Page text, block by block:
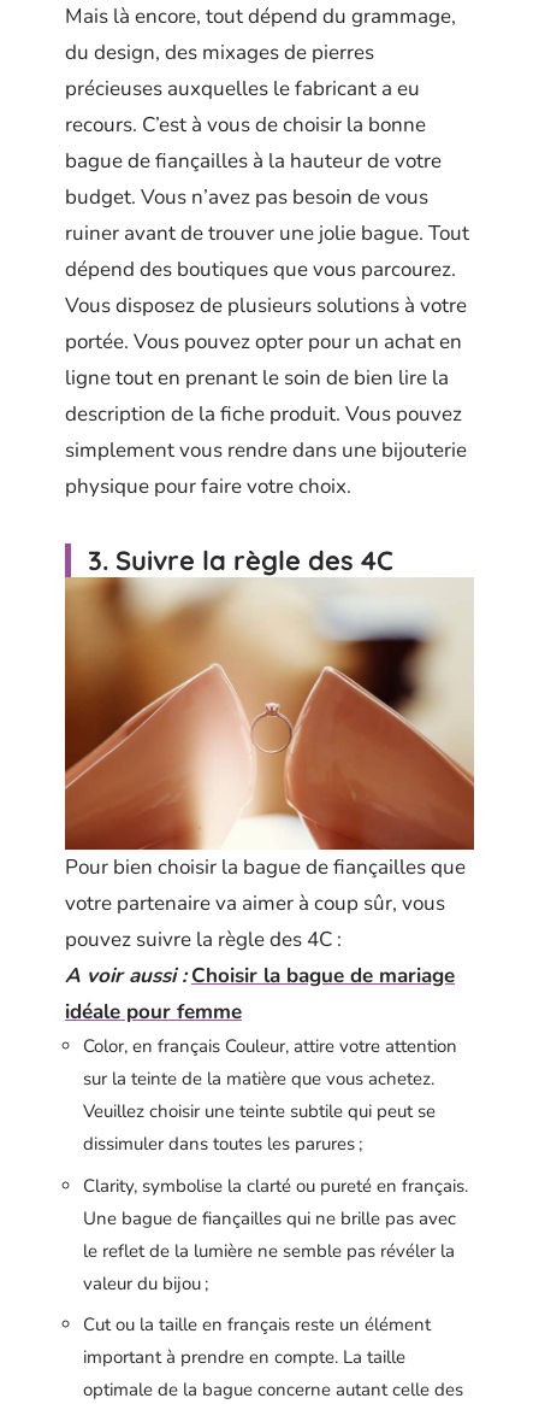
Mais là encore, tout dépend du grammage,
du design, des mixages de pierres
précieuses auxquelles le fabricant a eu
recours. C’est à vous de choisir la bonne
bague de fiançailles à la hauteur de votre
budget. Vous n’avez pas besoin de vous
ruiner avant de trouver une jolie bague. Tout
dépend des boutiques que vous parcourez.
Vous disposez de plusieurs solutions à votre
portée. Vous pouvez opter pour un achat en
ligne tout en prenant le soin de bien lire la
description de la fiche produit. Vous pouvez
simplement vous rendre dans une bijouterie
physique pour faire votre choix.
3. Suivre la règle des 4C
Pour bien choisir la bague de fiançailles que
votre partenaire va aimer à coup sûr, vous
pouvez suivre la règle des 4C :
A voir aussi : Choisir la bague de mariage
idéale pour femme
Color, en français Couleur, attire votre attention
sur la teinte de la matière que vous achetez.
Veuillez choisir une teinte subtile qui peut se
dissimuler dans toutes les parures ;
Clarity, symbolise la clarté ou pureté en français.
Une bague de fiançailles qui ne brille pas avec
le reflet de la lumière ne semble pas révéler la
valeur du bijou ;
Cut ou la taille en français reste un élément
important à prendre en compte. La taille
optimale de la bague concerne autant celle des